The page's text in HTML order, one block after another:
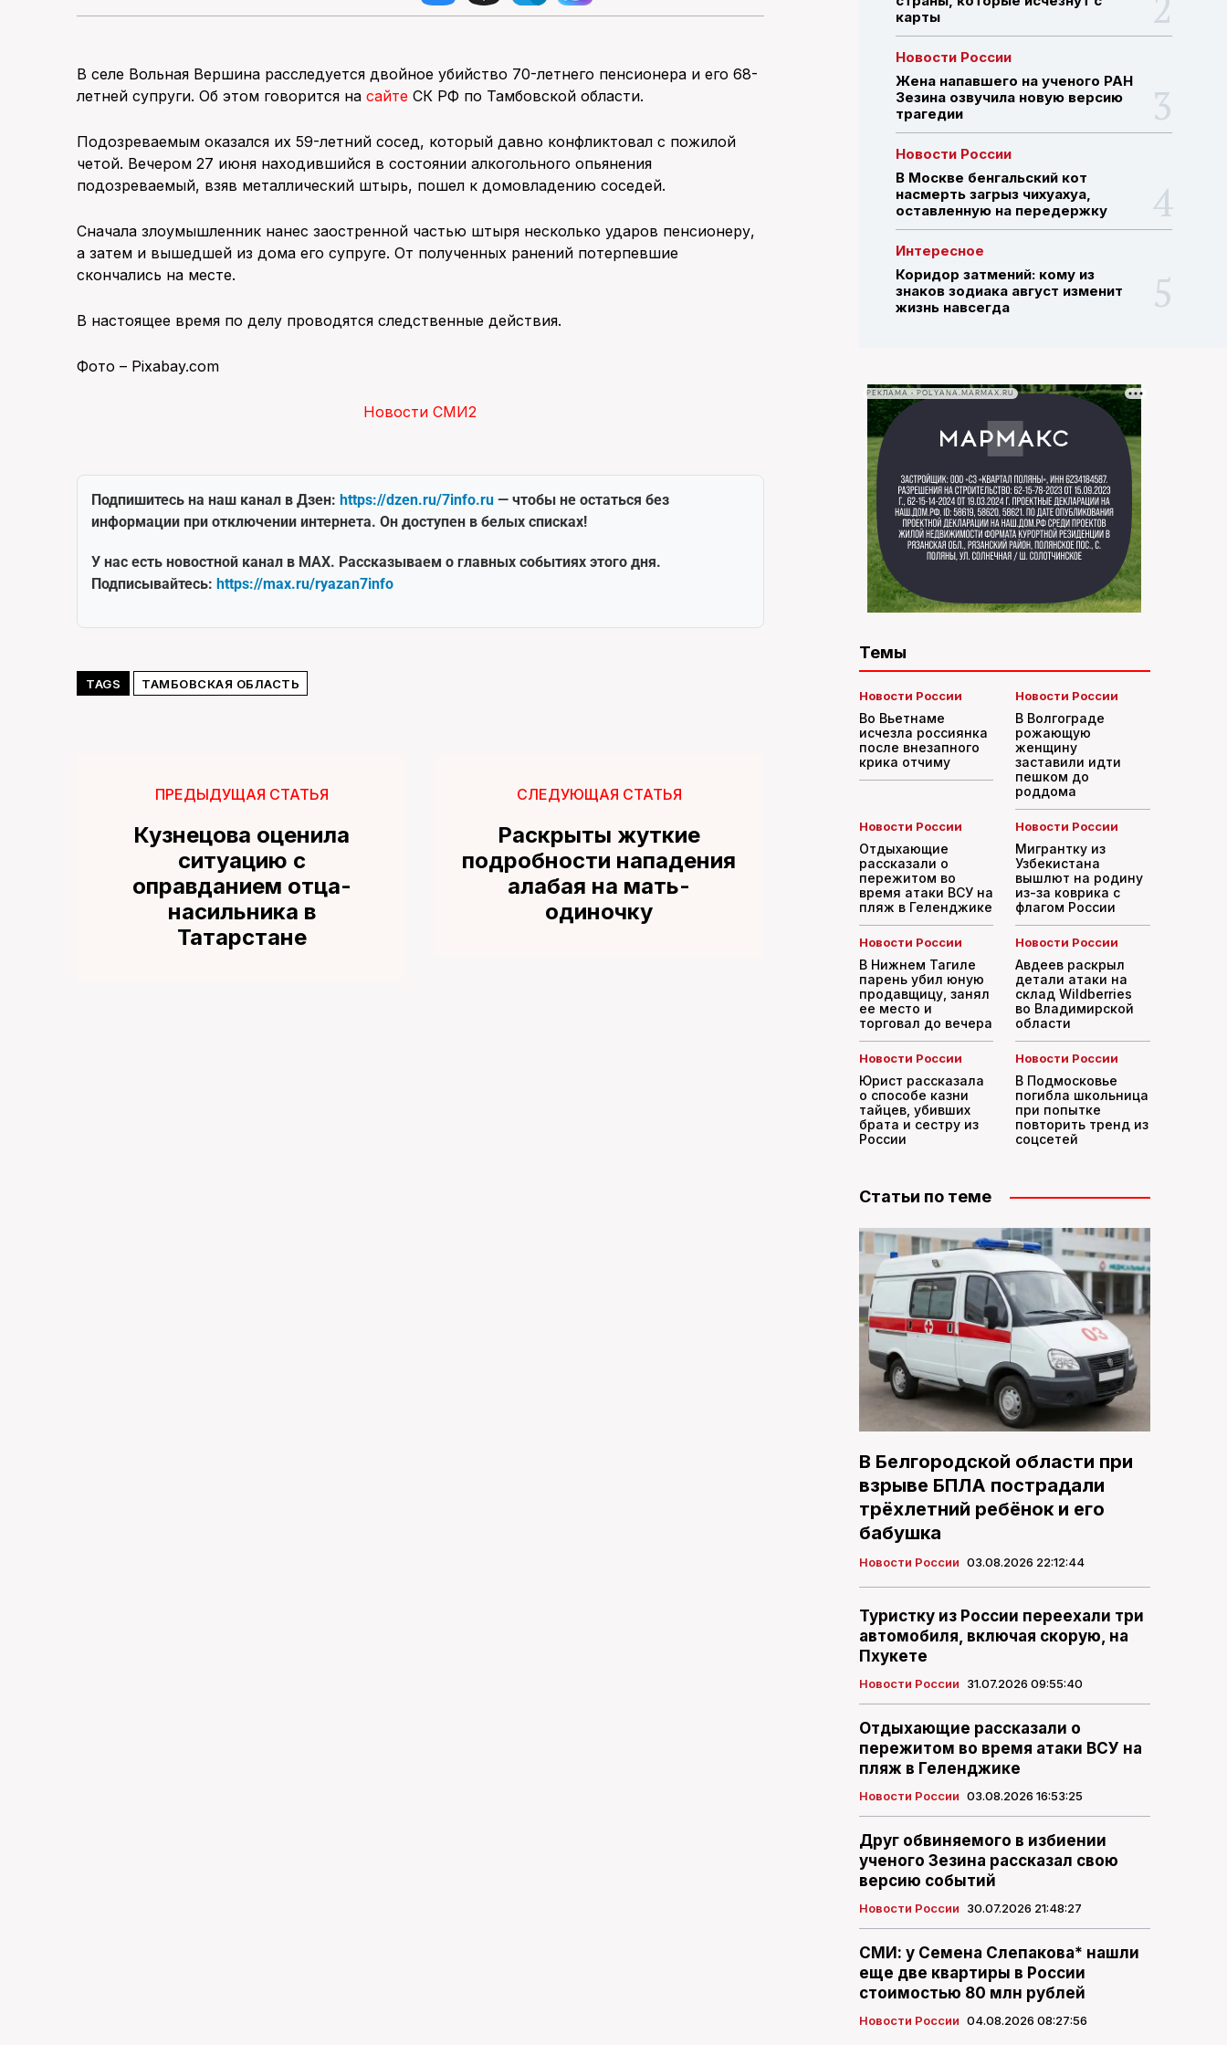
ПОИСК ПО САЙТУ
В селе Вольная Вершина расследуется двойное убийство 70-летнего пенсионера и его 68-
летней супруги. Об этом говорится на сайте СК РФ по Тамбовской области.
Подозреваемым оказался их 59-летний сосед, который давно конфликтовал с пожилой
четой. Вечером 27 июня находившийся в состоянии алкогольного опьянения
подозреваемый, взяв металлический штырь, пошел к домовладению соседей.
Сначала злоумышленник нанес заостренной частью штыря несколько ударов пенсионеру,
а затем и вышедшей из дома его супруге. От полученных ранений потерпевшие
скончались на месте.
В настоящее время по делу проводятся следственные действия.
Фото – Pixabay.com
Новости СМИ2
Подпишитесь на наш канал в Дзен: https://dzen.ru/7info.ru — чтобы не остаться без
информации при отключении интернета. Он доступен в белых списках!
У нас есть новостной канал в MAX. Рассказываем о главных событиях этого дня.
Подписывайтесь: https://max.ru/ryazan7info
TAGS ТАМБОВСКАЯ ОБЛАСТЬ
ПРЕДЫДУЩАЯ СТАТЬЯ
Кузнецова оценила
ситуацию с
оправданием отца-
насильника в
Татарстане
СЛЕДУЮЩАЯ СТАТЬЯ
Раскрыты жуткие
подробности нападения
алабая на мать-
одиночку
карты
Новости России
Жена напавшего на ученого РАН
Зезина озвучила новую версию
трагедии
Новости России
В Москве бенгальский кот
насмерть загрыз чихуахуа,
оставленную на передержку
Интересное
Коридор затмений: кому из
знаков зодиака август изменит
жизнь навсегда
РЕКЛАМА • POLYANA.MARMAX.RU
Темы
Новости России
Во Вьетнаме
исчезла россиянка
после внезапного
крика отчиму
Новости России
В Волгограде
рожающую
женщину
заставили идти
пешком до
роддома
Новости России
Отдыхающие
рассказали о
пережитом во
время атаки ВСУ на
пляж в Геленджике
Новости России
Мигрантку из
Узбекистана
вышлют на родину
из-за коврика с
флагом России
Новости России
В Нижнем Тагиле
парень убил юную
продавщицу, занял
ее место и
торговал до вечера
Новости России
Авдеев раскрыл
детали атаки на
склад Wildberries
во Владимирской
области
Новости России
Юрист рассказала
о способе казни
тайцев, убивших
брата и сестру из
России
Новости России
В Подмосковье
погибла школьница
при попытке
повторить тренд из
соцсетей
Статьи по теме
В Белгородской области при
взрыве БПЛА пострадали
трёхлетний ребёнок и его
бабушка
Новости России 03.08.2026 22:12:44
Туристку из России переехали три
автомобиля, включая скорую, на
Пхукете
Новости России 31.07.2026 09:55:40
Отдыхающие рассказали о
пережитом во время атаки ВСУ на
пляж в Геленджике
Новости России 03.08.2026 16:53:25
Друг обвиняемого в избиении
ученого Зезина рассказал свою
версию событий
Новости России 30.07.2026 21:48:27
СМИ: у Семена Слепакова* нашли
еще две квартиры в России
стоимостью 80 млн рублей
Новости России 04.08.2026 08:27:56